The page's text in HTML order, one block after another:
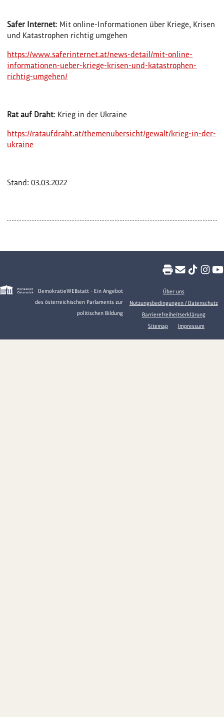
Safer Internet: Mit online-Informationen über Kriege, Krisen
und Katastrophen richtig umgehen
https://www.saferinternet.at/news-detail/mit-online-
informationen-ueber-kriege-krisen-und-katastrophen-
richtig-umgehen/
Rat auf Draht: Krieg in der Ukraine
https://rataufdraht.at/themenubersicht/gewalt/krieg-in-der-
ukraine
Stand: 03.03.2022
DemokratieWEBstatt - Ein Angebot
des österreichischen Parlaments zur
politischen Bildung
Über uns
Nutzungsbedingungen / Datenschutz
Barrierefreiheitserklärung
Sitemap
Impressum